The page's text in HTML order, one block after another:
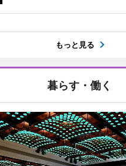
もっと見る
暮らす・働く